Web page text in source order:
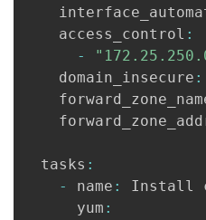
    access_control
:
-
    domain_insecure
:
  tasks
:
-
name :
Install
      yum
: